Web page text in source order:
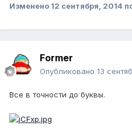
Изменено 12 сентября, 2014
Former
Опубликовано 13
Все в точности до буквы.